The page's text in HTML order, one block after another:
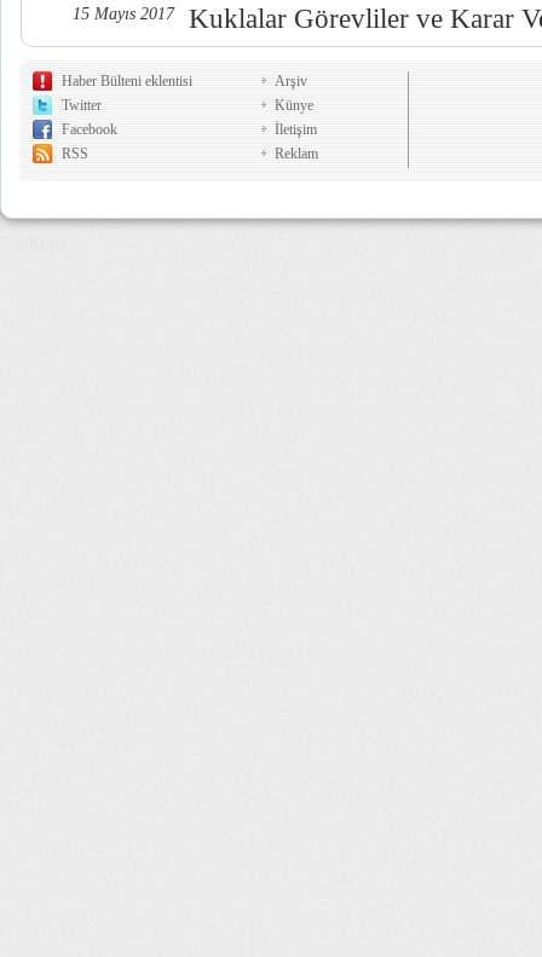
15 Mayıs 2017 Kuklalar Görevliler ve Karar
Haber Bülteni eklentisi
Twitter
Facebook
RSS
Arşiv
Künye
İletişim
Reklam